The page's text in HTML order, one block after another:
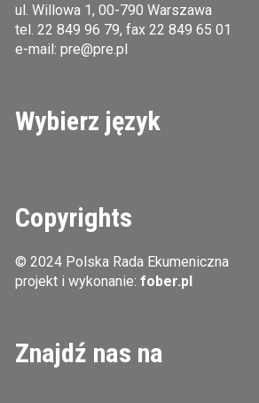
ul. Willowa 1, 00-790 Warszawa
tel. 22 849 96 79, fax 22 849 65 01
e-mail: pre@pre.pl
Wybierz język
Copyrights
© 2024 Polska Rada Ekumeniczna
projekt i wykonanie: fober.pl
Znajdź nas na